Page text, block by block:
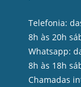
Telefonia:
8h às 20h
Whatsapp:
8h às 18h
Chamadas